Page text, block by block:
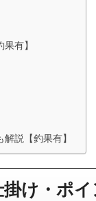
有】
説【釣果有】
け・ポイ